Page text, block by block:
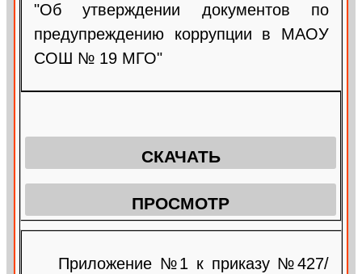
"Об утверждении документов по
предупреждению коррупции в МАОУ
СОШ № 19 МГО"
СКАЧАТЬ
ПРОСМОТР
Приложение №1 к приказу №427/